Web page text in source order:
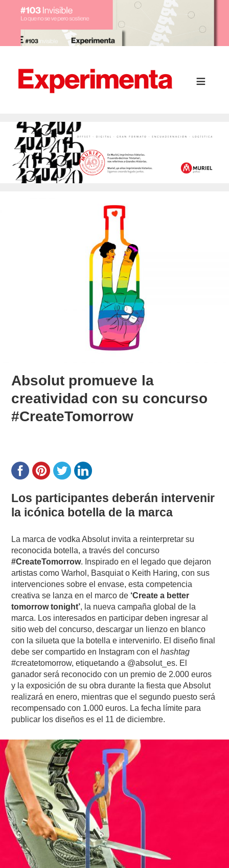
Absolut promueve la
creatividad con su concurso
#CreateTomorrow
Los participantes deberán intervenir
la icónica botella de la marca
La marca de vodka Absolut invita a reinterpretar su
reconocida botella, a través del concurso
#CreateTomorrow. Inspirado en el legado que dejaron
artistas como Warhol, Basquiat o Keith Haring, con sus
intervenciones sobre el envase, esta competencia
creativa se lanza en el marco de ‘Create a better
tomorrow tonight’, la nueva campaña global de la
marca. Los interesados en participar deben ingresar al
sitio web del concurso, descargar un lienzo en blanco
con la silueta que la botella e intervenirlo. El diseño final
debe ser compartido en Instagram con elhashtag
#createtomorrow, etiquetando a @absolut_es. El
ganador será reconocido con un premio de 2.000 euros
y la exposición de su obra durante la fiesta que Absolut
realizará en enero, mientras que el segundo puesto será
recompensado con 1.000 euros. La fecha límite para
publicar los diseños es el 11 de diciembre.